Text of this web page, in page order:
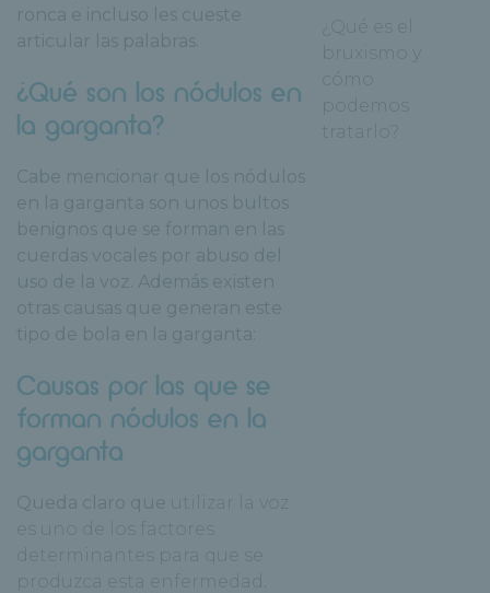
ronca e incluso les cueste
articular las palabras.
¿Qué son los nódulos en
la garganta?
Cabe mencionar que los nódulos
en la garganta son unos bultos
benignos que se forman en las
cuerdas vocales por abuso del
uso de la voz. Además existen
otras causas que generan este
tipo de bola en la garganta:
Causas por las que se
forman nódulos en la
garganta
Queda claro que utilizar la voz
es uno de los factores
determinantes para que se
produzca esta enfermedad
¿Qué es el
bruxismo y
cómo
podemos
tratarlo?